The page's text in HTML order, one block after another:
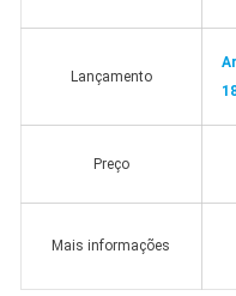
Lançamento
Preço
Mais informações